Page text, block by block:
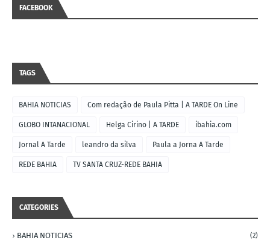
FACEBOOK
TAGS
BAHIA NOTICIAS Com redação de Paula Pitta | A TARDE On Line
GLOBO INTANACIONAL Helga Cirino | A TARDE ibahia.com
Jornal A Tarde leandro da silva Paula a Jorna A Tarde
REDE BAHIA TV SANTA CRUZ-REDE BAHIA
CATEGORIES
BAHIA NOTICIAS (2)